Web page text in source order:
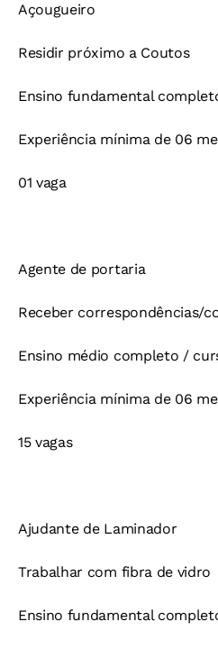
Açougueiro
Residir próximo a Coutos
Ensino fundamental
Experiência mínima de 06
01 vaga
Agente de portaria
Receber correspondências/
Ensino médio completo /
Experiência mínima de 06
15 vagas
Ajudante de Laminador
Trabalhar com fibra de vidro
Ensino fundamental